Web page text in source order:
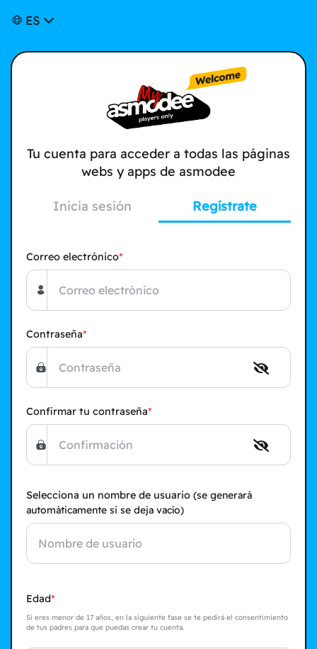
ES
Tu cuenta para acceder a todas las páginas
webs y apps de asmodee
Inicia sesión Regístrate
Correo electrónico
Contraseña
Confirmar tu contraseña
Selecciona un nombre de usuario (se generará
automáticamente si se deja vacío)
Edad
Si eres menor de 17 años, en la siguiente fase se te pedirá el consentimiento
de tus padres para que puedas crear tu cuenta.